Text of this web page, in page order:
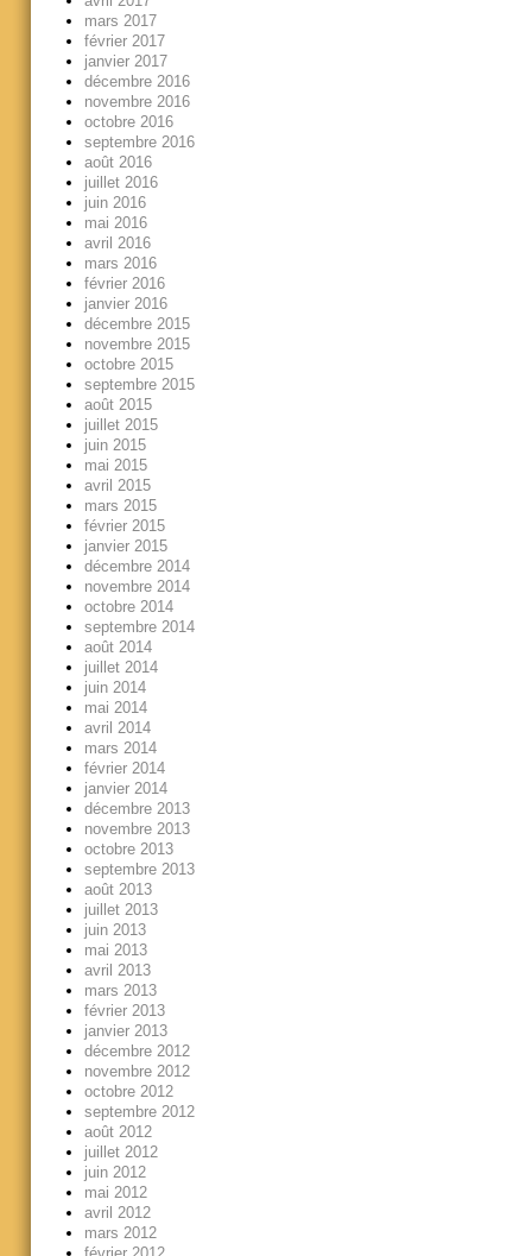
mars 2017
février 2017
janvier 2017
décembre 2016
novembre 2016
octobre 2016
septembre 2016
août 2016
juillet 2016
juin 2016
mai 2016
avril 2016
mars 2016
février 2016
janvier 2016
décembre 2015
novembre 2015
octobre 2015
septembre 2015
août 2015
juillet 2015
juin 2015
mai 2015
avril 2015
mars 2015
février 2015
janvier 2015
décembre 2014
novembre 2014
octobre 2014
septembre 2014
août 2014
juillet 2014
juin 2014
mai 2014
avril 2014
mars 2014
février 2014
janvier 2014
décembre 2013
novembre 2013
octobre 2013
septembre 2013
août 2013
juillet 2013
juin 2013
mai 2013
avril 2013
mars 2013
février 2013
janvier 2013
décembre 2012
novembre 2012
octobre 2012
septembre 2012
août 2012
juillet 2012
juin 2012
mai 2012
avril 2012
mars 2012